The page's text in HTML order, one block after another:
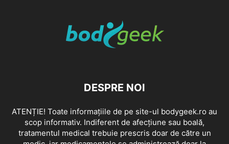
DESPRE NOI
ATENȚIE! Toate informațiile de pe site-ul bodygeek.ro au
scop informativ. Indiferent de afecțiune sau boală,
tratamentul medical trebuie prescris doar de către un